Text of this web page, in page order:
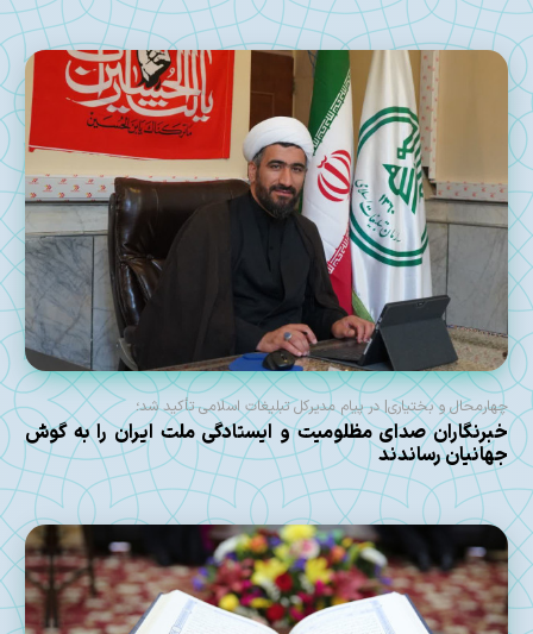
چهارمحال و بختیاری| در پیام مدیرکل تبلیغات اسلامی تأکید شد؛
خبرنگاران صدای مظلومیت و ایستادگی ملت ایران را به گوش
جهانیان رساندند